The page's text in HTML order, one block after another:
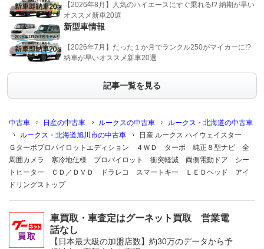
【2026年8月】人気のハイエースにすぐ乗れる!? 納期が早い
オススメ新車20選
新型車情報
【2026年7月】たった１か月でランクル250がマイカーに!?
納車が早いオススメ新車20選
記事一覧を見る
中古車 日産の中古車 ルークスの中古車
ルークス・北海道の中古車
ルークス・北海道旭川市の中古車
日産 ルークス ハイウェイスター
Ｇターボプロパイロットエディション ４ＷＤ ターボ 純正８型ナビ 全
周囲カメラ 寒冷地仕様 プロパイロット 衝突軽減 両側電動ドア シー
トヒーター ＣＤ／ＤＶＤ ドラレコ スマートキー ＬＥＤヘッド アイ
ドリングストップ
車買取・車査定はグーネット買取 営業電
話なし
【日本最大級の加盟店数】約30万のデータから予